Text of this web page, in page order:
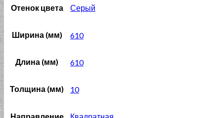
Отенок цвета Серый
Ширина (мм) 610
Длина (мм) 610
Толщина (мм) 10